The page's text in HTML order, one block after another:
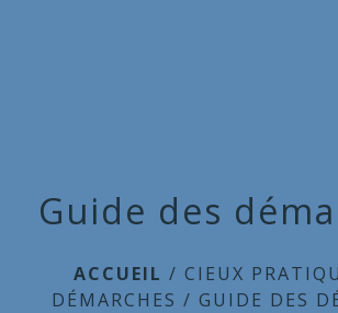
Guide des
ACCUEIL / CIEUX
DÉMARCHES / GUIDE DES